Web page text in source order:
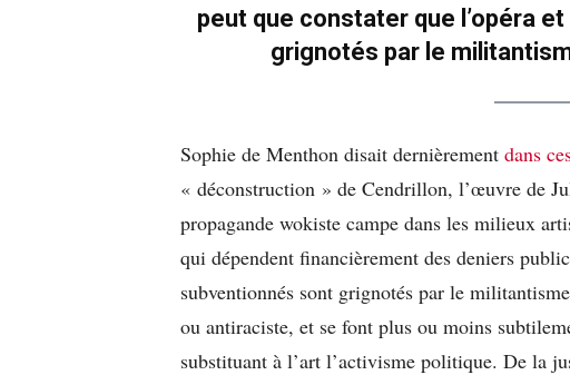
peut que constater que l’opéra
grignotés par le
Sophie de Menthon disait dernièrement dans
« déconstruction » de Cendrillon, l’œuvre de
propagande wokiste campe dans les milieux
qui dépendent financièrement des deniers
subventionnés sont grignotés par le
ou antiraciste, et se font plus ou moins
substituant à l’art l’activisme politique. De la